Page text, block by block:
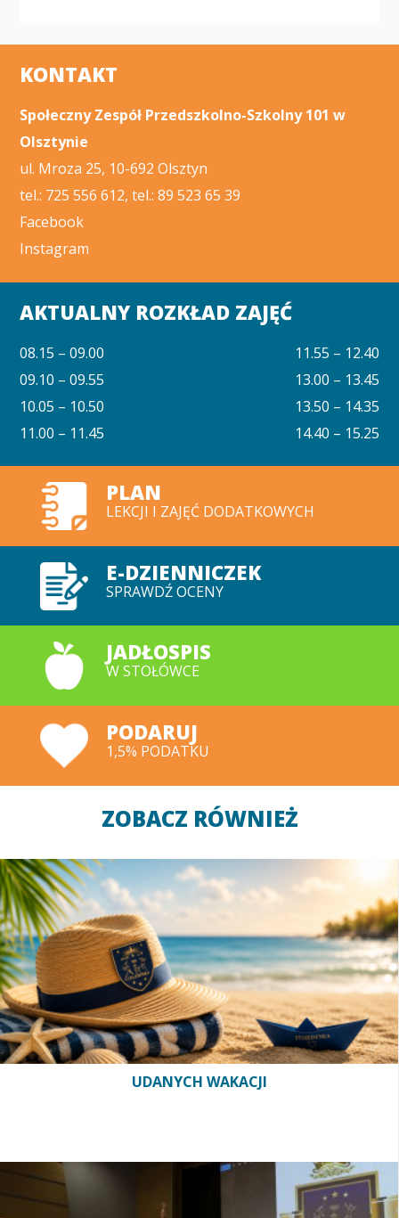
KONTAKT
Społeczny Zespół Przedszkolno-Szkolny 101 w
Olsztynie
ul. Mroza 25, 10-692 Olsztyn
tel.: 725 556 612, tel.: 89 523 65 39
Facebook
Instagram
AKTUALNY ROZKŁAD ZAJĘĆ
08.15 – 09.00
09.10 – 09.55
10.05 – 10.50
11.00 – 11.45
11.55 – 12.40
13.00 – 13.45
13.50 – 14.35
14.40 – 15.25
PLAN
LEKCJI I ZAJĘĆ DODATKOWYCH
E-DZIENNICZEK
SPRAWDŹ OCENY
JADŁOSPIS
W STOŁÓWCE
PODARUJ
1,5% PODATKU
ZOBACZ RÓWNIEŻ
UDANYCH WAKACJI